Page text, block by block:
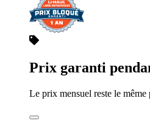
Prix garanti
Le prix mensuel reste le